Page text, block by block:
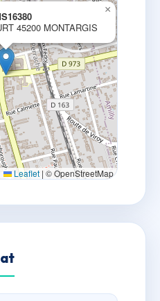
45200 MONTARGIS
×
Leaflet | © OpenStreetMap